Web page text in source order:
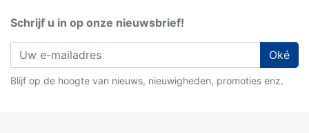
Schrijf u in op onze nieuwsbrief!
Oké
Blijf op de hoogte van nieuws, nieuwigheden, promoties enz.